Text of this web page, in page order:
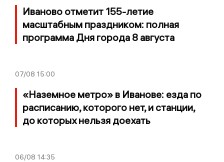
Иваново отметит 155-летие
масштабным праздником: полная
программа Дня города 8 августа
07/08 15:00
«Наземное метро» в Иванове: езда по
расписанию, которого нет, и станции,
до которых нельзя доехать
06/08 14:35